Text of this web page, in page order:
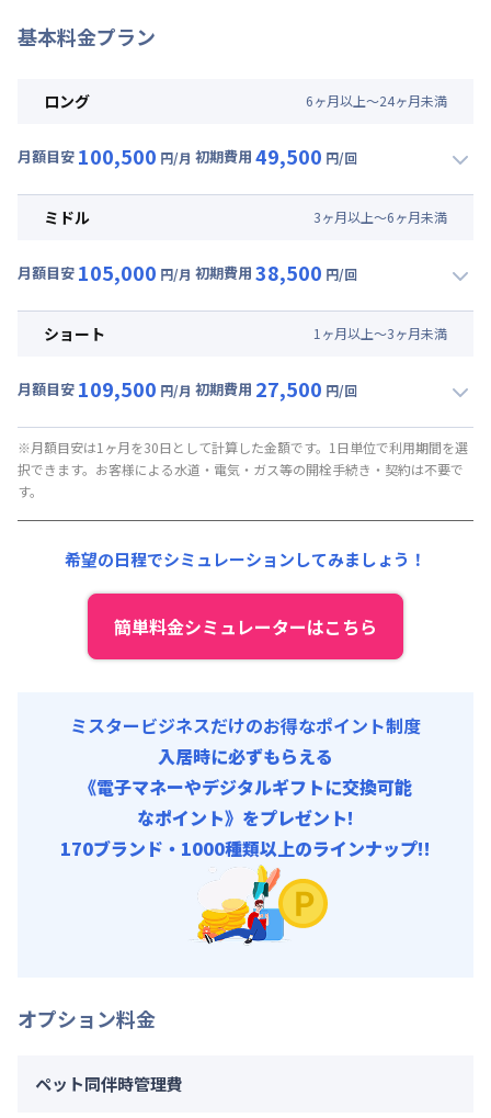
基本料金プラン
ロング 6ヶ月以上～24ヶ月未満
月額目安 100,500 円/月 初期費用 49,500 円/回
月額賃料目安(30日利用)
光熱費他 : 0円/月 (0円/日) ※賃料に含める
その他費用 :
初期費用
ミドル 3ヶ月以上～6ヶ月未満
月額目安 105,000 円/月 初期費用 38,500 円/回
月額賃料目安(30日利用)
光熱費他 : 0円/月 (0円/日) ※賃料に含める
その他費用 :
管理費: 37,500円/月 (1,250円/日)
初期費用
ショート 1 ヶ月以上～3ヶ月未満
月額目安 109,500 円/月 初期費用 27,500 円/回
月額賃料目安(30日利用)
賃料 : 72,000円/月 (2,400円/日)
光熱費他 :
その他費用 :
37,500円/月 (1,250円/日)
契約事務手数料 : 5,000円/回 (税抜)
※月額目安は1ヶ月を30日として計算した金額です。1日単位で利用期間を選
択できます。お客様による水道・電気・ガス等の開栓手続き・契約は不要で
す。
希望の日程でシミュレーションしてみましょう！
簡単料金シミュレーターはこちら
ミスタービジネスだけのお得なポイント制度
入居時に必ずもらえる
《電子マネーやデジタルギフトに交換可能
なポイント》をプレゼント!
170ブランド・1000種類以上のラインナップ!!
オプション料金
ペット同伴時管理費